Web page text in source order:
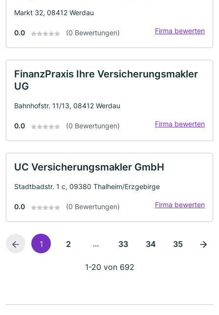
Markt 32, 08412 Werdau
0.0 (0 Bewertungen) Firma bewerten
FinanzPraxis Ihre Versicherungsmakler
UG
Bahnhofstr. 11/13, 08412 Werdau
0.0 (0 Bewertungen) Firma bewerten
UC Versicherungsmakler GmbH
Stadtbadstr. 1 c, 09380 Thalheim/Erzgebirge
0.0 (0 Bewertungen) Firma bewerten
1 2 ... 33 34 35
1-20 von 692